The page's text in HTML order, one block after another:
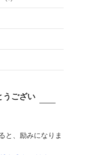
うござい
と、励みになりま